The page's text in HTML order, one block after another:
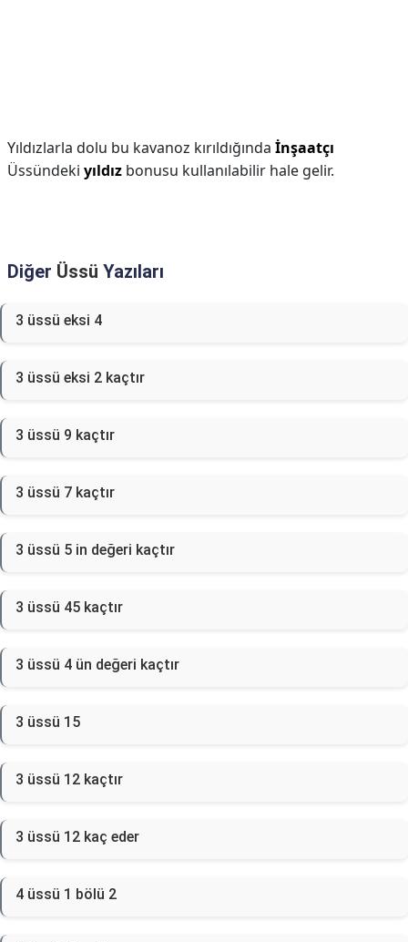
Yıldızlarla dolu bu kavanoz kırıldığında İnşaatçı
Üssündeki yıldız bonusu kullanılabilir hale gelir.
Diğer Üssü Yazıları
3 üssü eksi 4
3 üssü eksi 2 kaçtır
3 üssü 9 kaçtır
3 üssü 7 kaçtır
3 üssü 5 in değeri kaçtır
3 üssü 45 kaçtır
3 üssü 4 ün değeri kaçtır
3 üssü 15
3 üssü 12 kaçtır
3 üssü 12 kaç eder
4 üssü 1 bölü 2